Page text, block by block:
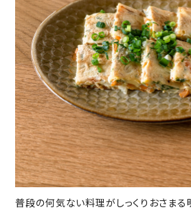
普段の何気ない料理がしっくりおさま